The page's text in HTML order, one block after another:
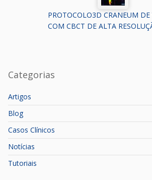
PROTOCOLO3D CRANEUM DE
COM CBCT DE ALTA
Categorias
Artigos
Blog
Casos Clínicos
Notícias
Tutoriais